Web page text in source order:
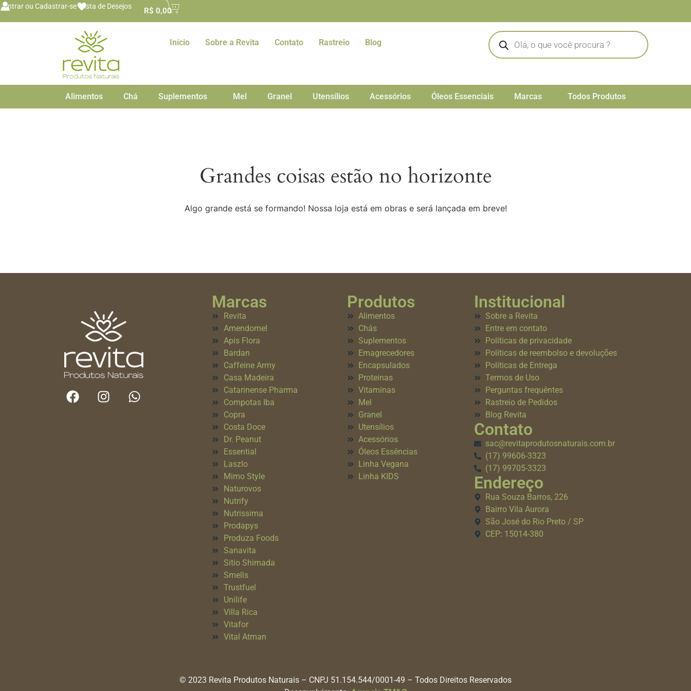
conteúdo
Entrar ou Cadastrar-se Lista de Desejos R$ 0,00
Início Sobre a Revita Contato Rastreio Blog
Alimentos Chá Suplementos Mel Granel Utensílios Acessórios Óleos Essenciais Marcas Todos Produtos
Grandes coisas estão no horizonte
Algo grande está se formando! Nossa loja está em obras e será lançada em breve!
Marcas
Revita
Amendomel
Apis Flora
Bardan
Caffeine Army
Casa Madeira
Catarinense Pharma
Compotas Iba
Copra
Costa Doce
Dr. Peanut
Essential
Laszlo
Mimo Style
Naturovos
Nutrify
Nutrissima
Prodapys
Produza Foods
Sanavita
Sitio Shimada
Smells
Trustfuel
Unilife
Villa Rica
Vitafor
Vital Atman
Produtos
Alimentos
Chás
Suplementos
Emagrecedores
Encapsulados
Proteinas
Vitaminas
Mel
Granel
Utensílios
Acessórios
Óleos Essências
Linha Vegana
Linha KIDS
Institucional
Sobre a Revita
Entre em contato
Políticas de privacidade
Políticas de reembolso e devoluções
Políticas de Entrega
Termos de Uso
Perguntas frequêntes
Rastreio de Pedidos
Blog Revita
Contato
sac@revitaprodutosnaturais.com.br
(17) 99606-3323
(17) 99705-3323
Endereço
Rua Souza Barros, 226
Bairro Vila Aurora
São José do Rio Preto / SP
CEP: 15014-380
© 2023 Revita Produtos Naturais – CNPJ 51.154.544/0001-49 – Todos Direitos Reservados